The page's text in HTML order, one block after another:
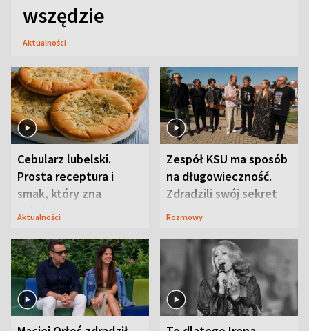
wszędzie
Aktualności
Cebularz lubelski.
Prosta receptura i
smak, który zna
Lubelszczyzna
Aktualności
Zespół KSU ma sposób
na długowieczność.
Zdradzili swój sekret
Rozmowy